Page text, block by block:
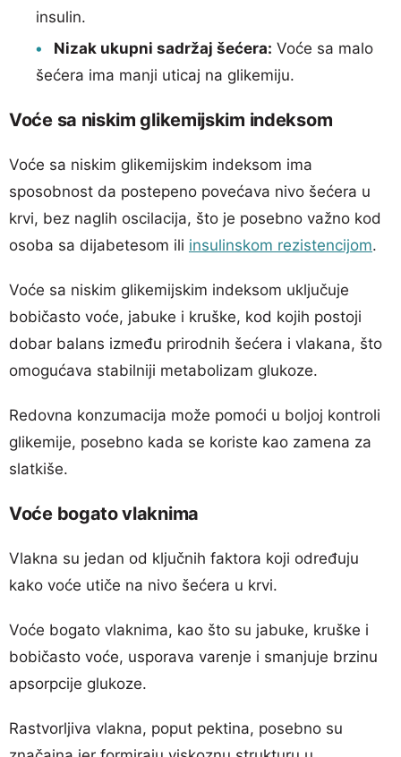
insulin.
Nizak ukupni sadržaj šećera: Voće sa malo
šećera ima manji uticaj na glikemiju.
Voće sa niskim glikemijskim indeksom
Voće sa niskim glikemijskim indeksom ima
sposobnost da postepeno povećava nivo šećera u
krvi, bez naglih oscilacija, što je posebno važno kod
osoba sa dijabetesom ili insulinskom rezistencijom.
Voće sa niskim glikemijskim indeksom uključuje
bobičasto voće, jabuke i kruške, kod kojih postoji
dobar balans između prirodnih šećera i vlakana, što
omogućava stabilniji metabolizam glukoze.
Redovna konzumacija može pomoći u boljoj kontroli
glikemije, posebno kada se koriste kao zamena za
slatkiše.
Voće bogato vlaknima
Vlakna su jedan od ključnih faktora koji određuju
kako voće utiče na nivo šećera u krvi.
Voće bogato vlaknima, kao što su jabuke, kruške i
bobičasto voće, usporava varenje i smanjuje brzinu
apsorpcije glukoze.
Rastvorljiva vlakna, poput pektina, posebno su